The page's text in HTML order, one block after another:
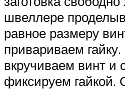
швеллере
равное размеру
привариваем
вкручиваем винт и
фиксируем гайкой.